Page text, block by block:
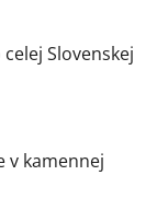
Slovenskej
v kamennej